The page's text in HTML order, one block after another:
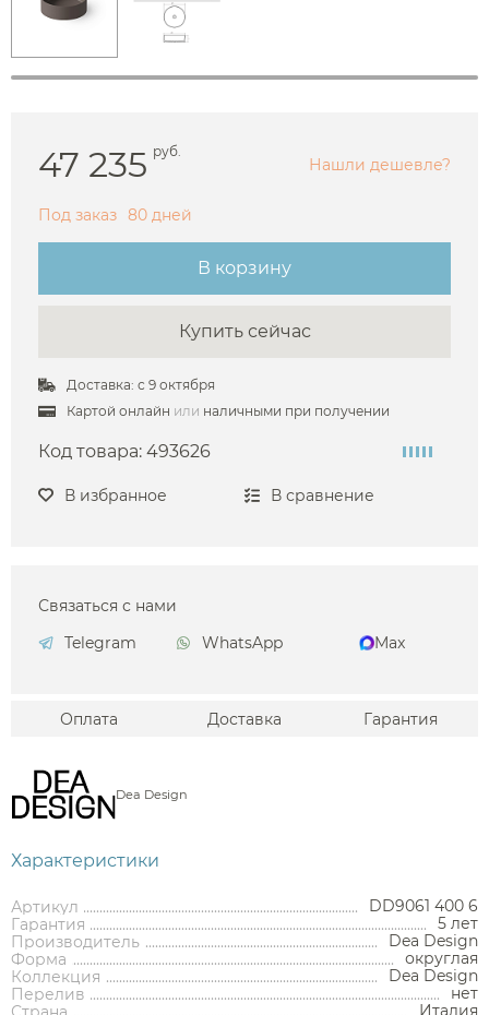
47 235 руб.
Нашли дешевле?
Под заказ 80 дней
В корзину
Купить сейчас
Доставка: с 9 октября
Картой онлайн или наличными при получении
Код товара: 493626
В избранное В сравнение
Связаться с нами
Telegram
WhatsApp Max
Оплата Доставка Гарантия
Dea Design
Характеристики
Артикул
DD9061 400 6
Гарантия
5 лет
Производитель
Dea Design
Форма
округлая
Коллекция
Dea Design
Перелив
нет
Италия